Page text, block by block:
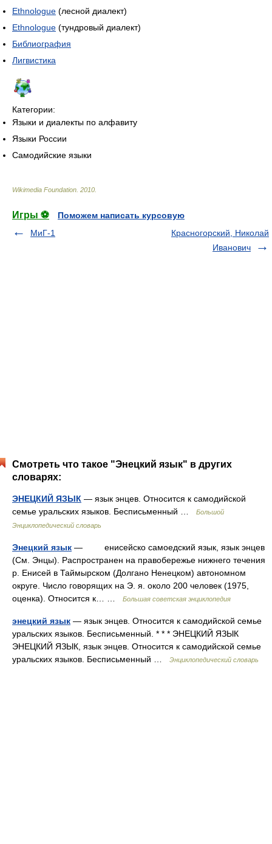
Ethnologue (лесной диалект)
Ethnologue (тундровый диалект)
Библиография
Лигвистика
Категории:
Языки и диалекты по алфавиту
Языки России
Самодийские языки
Wikimedia Foundation 2010
Игры ⚽
Поможем написать курсовую
МиГ-1
Красногорский, Николай
Иванович
Смотреть что такое "Энецкий язык" в других
словарях:
ЭНЕЦКИЙ ЯЗЫК — язык энцев. Относится к самодийской
семье уральских языков. Бесписьменный …
Большой
Энциклопедический словарь
Энецкий язык — енисейско самоедский язык, язык энцев
(См. Энцы). Распространен на правобережье нижнего течения
р. Енисей в Таймырском (Долгано Ненецком) автономном
округе. Число говорящих на Э. я. около 200 человек (1975,
оценка). Относится к… …
Большая советская энциклопедия
энецкий язык — язык энцев. Относится к самодийской семье
уральских языков. Бесписьменный. * * * ЭНЕЦКИЙ ЯЗЫК
ЭНЕЦКИЙ ЯЗЫК, язык энцев. Относится к самодийской семье
уральских языков. Бесписьменный …
Энциклопедический словарь